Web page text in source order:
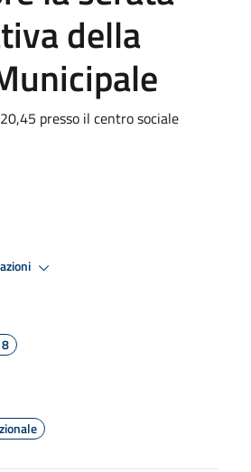
della
presso il centro sociale